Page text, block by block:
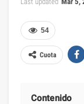
54
Cuota
Contenido